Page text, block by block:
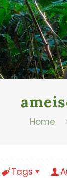
Home
Tags